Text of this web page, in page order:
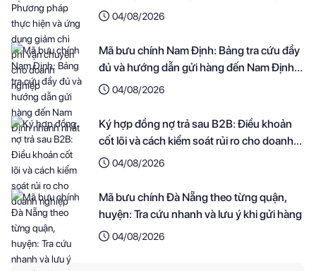
chuyển cho doanh nghiệp
04/08/2026
Mã bưu chính Nam Định: Bảng tra cứu đầy
đủ và hướng dẫn gửi hàng đến Nam Định
nhanh nhất
04/08/2026
Ký hợp đồng nợ trả sau B2B: Điều khoản
cốt lõi và cách kiểm soát rủi ro cho doanh
nghiệp
04/08/2026
Mã bưu chính Đà Nẵng theo từng quận,
huyện: Tra cứu nhanh và lưu ý khi gửi hàng
04/08/2026